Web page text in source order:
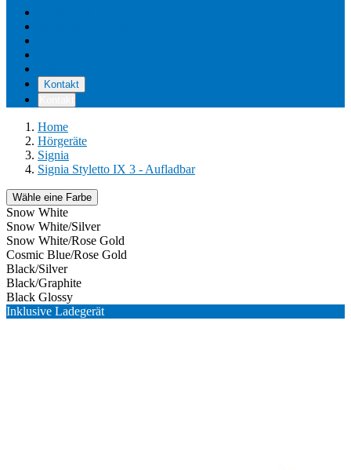
Kontakt
Home
Hörgeräte
Signia
Signia Styletto IX 3 - Aufladbar
Wähle eine Farbe
Snow White
Snow White/Silver
Snow White/Rose Gold
Cosmic Blue/Rose Gold
Black/Silver
Black/Graphite
Black Glossy
Inklusive Ladegerät